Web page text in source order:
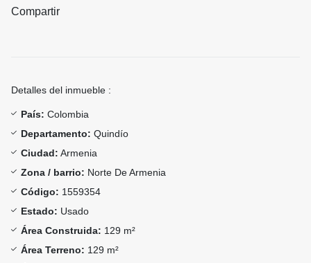
Compartir
Detalles del inmueble :
País: Colombia
Departamento: Quindío
Ciudad: Armenia
Zona / barrio: Norte De Armenia
Código: 1559354
Estado: Usado
Área Construida: 129 m²
Área Terreno: 129 m²